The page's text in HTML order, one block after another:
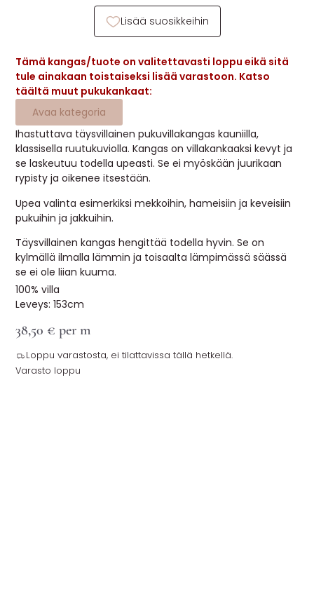
OHJEITA
USEIN KYSYTTYÄ
OTA YHTEYTTÄ
Tämä kangas/tuote on valitettavasti loppu eikä sitä
tule ainakaan toistaiseksi lisää varastoon. Katso
täältä muut pukukankaat:
Avaa kategoria
Ihastuttava täysvillainen pukuvillakangas kauniilla,
klassisella ruutukuviolla. Kangas on villakankaaksi kevyt ja
se laskeutuu todella upeasti. Se ei myöskään juurikaan
rypisty ja oikenee itsestään.
Upea valinta esimerkiksi mekkoihin, hameisiin ja keveisiin
pukuihin ja jakkuihin.
Täysvillainen kangas hengittää todella hyvin. Se on
kylmällä ilmalla lämmin ja toisaalta lämpimässä säässä
se ei ole liian kuuma.
100% villa
Leveys: 153cm
38,50 € per m
Loppu varastosta, ei tilattavissa tällä hetkellä.
Varasto loppu
Lisää suosikkeihin